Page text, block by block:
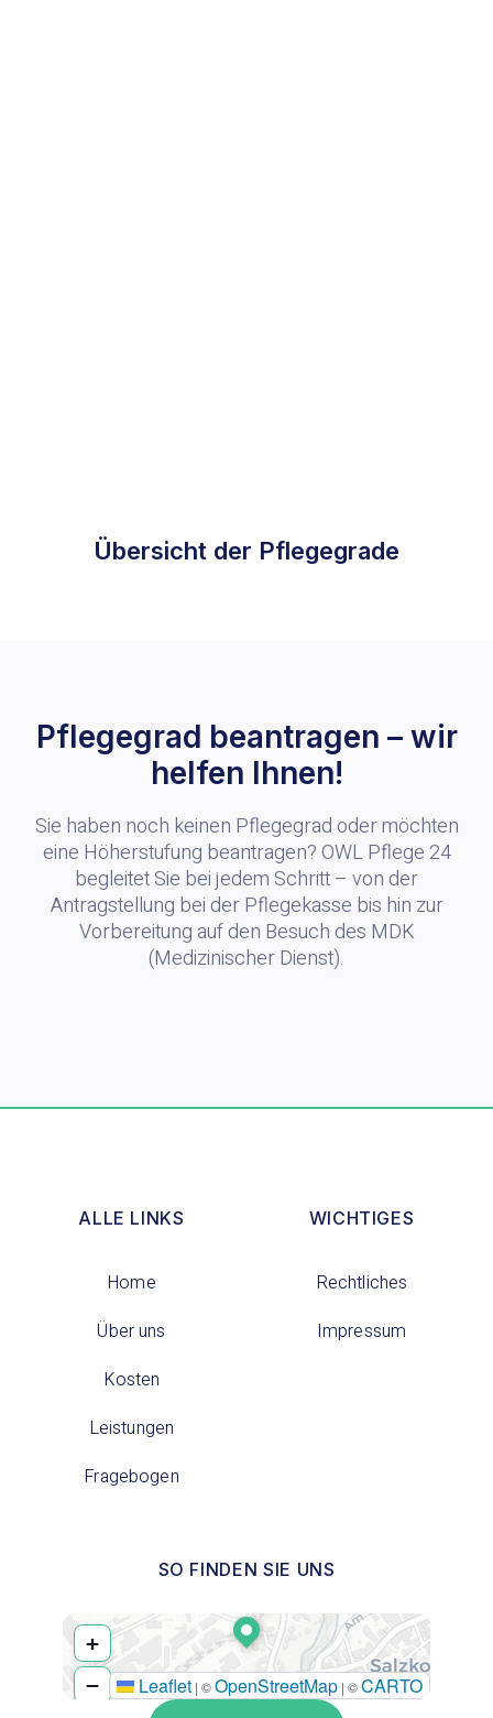
Übersicht der Pflegegrade
Pflegegrad beantragen – wir
helfen Ihnen!
Sie haben noch keinen Pflegegrad oder möchten
eine Höherstufung beantragen? OWL Pflege 24
begleitet Sie bei jedem Schritt – von der
Antragstellung bei der Pflegekasse bis hin zur
Vorbereitung auf den Besuch des MDK
(Medizinischer Dienst).
ALLE LINKS
Home
Über uns
Kosten
Leistungen
Fragebogen
WICHTIGES
Rechtliches
Impressum
SO FINDEN SIE UNS
+
−
Leaflet | ©OpenStreetMap | ©CARTO